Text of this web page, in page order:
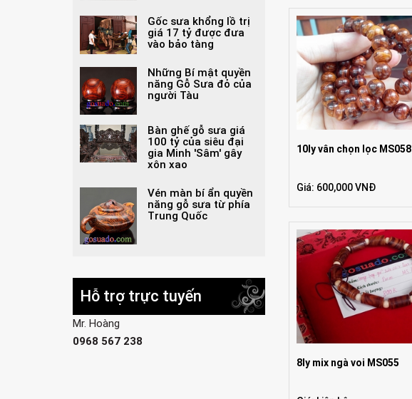
10ly vân chọn lọc MS058
Giá: 600,000 VNĐ
8ly mix ngà voi MS055
Gốc sưa khổng lồ trị
giá 17 tỷ được đưa
vào bảo tàng
Những Bí mật quyền
năng Gỗ Sưa đỏ của
người Tàu
Bàn ghế gỗ sưa giá
100 tỷ của siêu đại
gia Minh 'Sâm' gây
xôn xao
Vén màn bí ẩn quyền
năng gỗ sưa từ phía
Trung Quốc
Hỗ trợ trực tuyến
Mr. Hoàng
0968 567 238